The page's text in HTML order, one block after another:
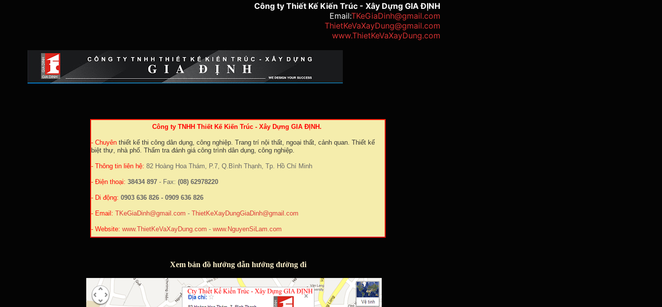
Công ty Thiết Kế Kiến Trúc - Xây Dựng GIA ĐỊNH
Email:TKeGiaDinh@gmail.com
ThietKeVaXayDung@gmail.com
www.ThietKeVaXayDung.com
Công ty TNHH Thiết Kế Kiến Trúc - Xây Dựng GIA ĐỊNH.
- Chuyên thiết kế thi công dân dụng, công nghiệp. Trang trí nội thất, ngoại thất, cảnh quan. Thiết kế
biệt thự, nhà phố. Thẩm tra đánh giá công trình dân dụng, công nghiệp.
- Thông tin liên hệ: 82 Hoàng Hoa Thám, P.7, Q.Bình Thạnh, Tp. Hồ Chí Minh
- Điện thoại: 38434 897 - Fax: (08) 62978220
- Di động: 0903 636 826 - 0909 636 826
- Email: TKeGiaDinh@gmail.com - ThietKeXayDungGiaDinh@gmail.com
- Website: www.ThietKeVaXayDung.com - www.NguyenSiLam.com
Xem bản đồ hướng dẫn hướng đường đi